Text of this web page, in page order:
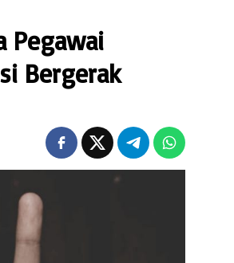
Pegawai
Bergerak